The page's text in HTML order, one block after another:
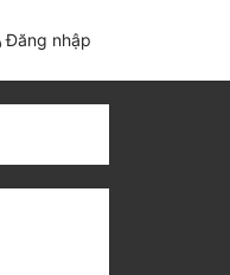
Đăng nhập